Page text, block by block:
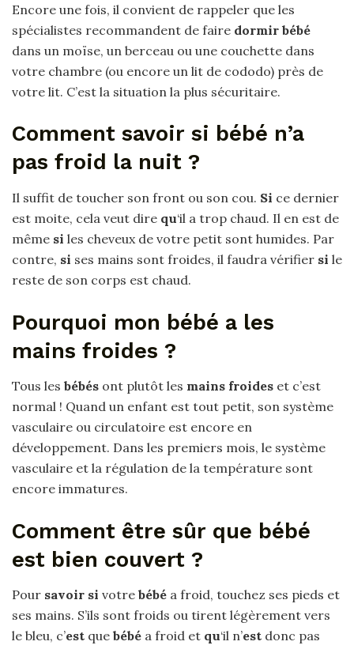
Encore une fois, il convient de rappeler que les
spécialistes recommandent de faire dormir bébé
dans un moïse, un berceau ou une couchette dans
votre chambre (ou encore un lit de cododo) près de
votre lit. C’est la situation la plus sécuritaire.
Comment savoir si bébé n’a
pas froid la nuit ?
Il suffit de toucher son front ou son cou. Si ce dernier
est moite, cela veut dire qu‘il a trop chaud. Il en est de
même si les cheveux de votre petit sont humides. Par
contre, si ses mains sont froides, il faudra vérifier si le
reste de son corps est chaud.
Pourquoi mon bébé a les
mains froides ?
Tous les bébés ont plutôt les mains froides et c’est
normal ! Quand un enfant est tout petit, son système
vasculaire ou circulatoire est encore en
développement. Dans les premiers mois, le système
vasculaire et la régulation de la température sont
encore immatures.
Comment être sûr que bébé
est bien couvert ?
Pour savoir si votre bébé a froid, touchez ses pieds et
ses mains. S’ils sont froids ou tirent légèrement vers
le bleu, c’est que bébé a froid et qu‘il n’est donc pas